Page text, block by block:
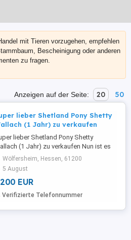
mit Tieren vorzugehen, empfehlen
Bescheinigung oder anderen
zu fragen.
Anzeigen auf der Seite: 20 50
lieber Shetland Pony Shetty
(1 Jahr) zu verkaufen
lieber Shetland Pony Shetty
(1 Jahr) zu verkaufen Nun ist es
dieses absolute Traumpony darf
uns ausziehen. Unser kleiner Shetty-
ist ein Jahr alt, super lieb im
und sehr menschenbezogen. Er
in einer Herde mit seinen Eltern
Wölfersheim, Hessen, 61200
5 August
EUR
Verifizierte Telefonnummer